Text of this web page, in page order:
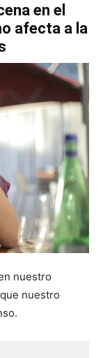
en el
afecta a la
nuestro
nuestro